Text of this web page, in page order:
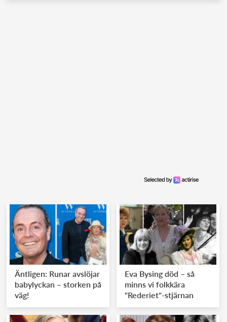
Äntligen: Runar avslöjar
babylyckan – storken på
väg!
Eva Bysing död – så
minns vi folkkära
"Rederiet"-stjärnan